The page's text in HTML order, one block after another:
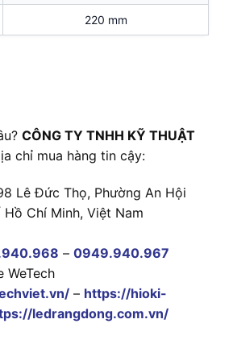
220 mm
CÔNG TY TNHH KỸ THUẬT
chỉ mua hàng tin cậy:
Lê Đức Thọ, Phường An Hội
Chí Minh, Việt Nam
– 0949.940.967
WeTech
– https://hioki-
ledrangdong.com.vn/